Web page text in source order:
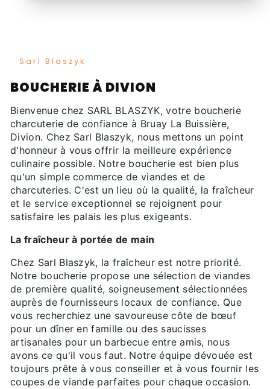
Sarl Blaszyk
BOUCHERIE À DIVION
Bienvenue chez SARL BLASZYK, votre boucherie
charcuterie de confiance à Bruay La Buissière,
Divion. Chez Sarl Blaszyk, nous mettons un point
d'honneur à vous offrir la meilleure expérience
culinaire possible. Notre boucherie est bien plus
qu'un simple commerce de viandes et de
charcuteries. C'est un lieu où la qualité, la fraîcheur
et le service exceptionnel se rejoignent pour
satisfaire les palais les plus exigeants.
La fraîcheur à portée de main
Chez Sarl Blaszyk, la fraîcheur est notre priorité.
Notre boucherie propose une sélection de viandes
de première qualité, soigneusement sélectionnées
auprès de fournisseurs locaux de confiance. Que
vous recherchiez une savoureuse côte de bœuf
pour un dîner en famille ou des saucisses
artisanales pour un barbecue entre amis, nous
avons ce qu'il vous faut. Notre équipe dévouée est
toujours prête à vous conseiller et à vous fournir les
coupes de viande parfaites pour chaque occasion.